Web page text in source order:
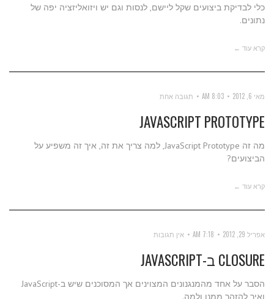
כלי לבדיקת ביצועים שקל ליישם, לנסות וגם יש ויזואליזציה יפה של
נתונים.
קרא עוד ←
מאי 6, 2012 8:03 AM תגובה אחת
JAVASCRIPT PROTOTYPE
מה זה JavaScript Prototype, למה צריך את זה, איך זה משפיע על
הביצועים?
קרא עוד ←
אפריל 29, 2012 7:18 AM אין תגובות
CLOSURE ב-JAVASCRIPT
הסבר על אחד מהמנגנונים המצוינים אך המסוכנים שיש ב-JavaScript
ואיך להזהר ממנו ולמה.